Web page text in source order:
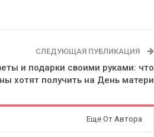
СЛЕДУЮЩАЯ ПУБЛИКАЦИЯ
и подарки своими руками: что
хотят получить на День матери
Еще От Автора